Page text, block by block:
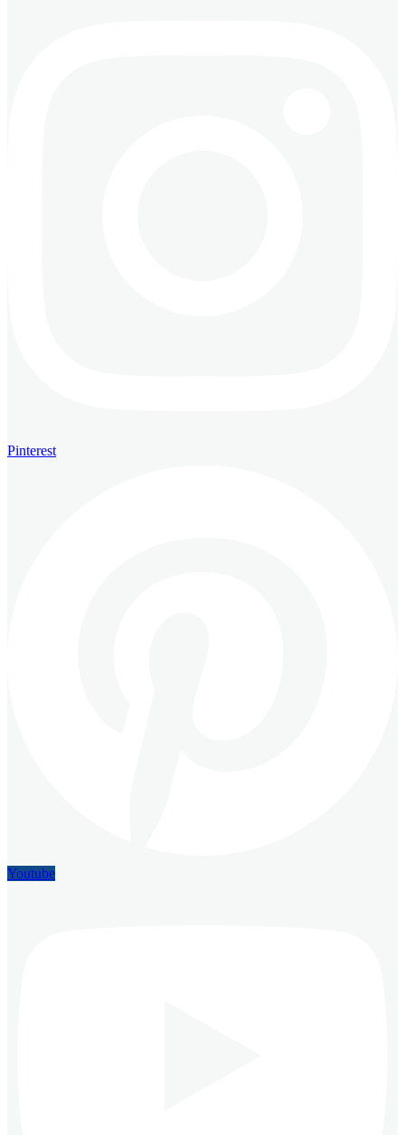
Pinterest
Youtube